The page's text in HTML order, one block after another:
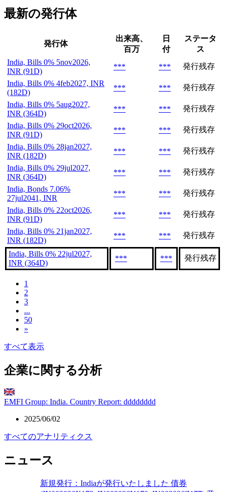
最新の発行体
発行体
出来高、
百万
日
付
ステータ
ス
India, Bills 0% 5nov2026,
INR (91D)
*** ***
発行残存
India, Bills 0% 4feb2027, INR
(182D)
*** ***
発行残存
India, Bills 0% 5aug2027,
INR (364D)
*** ***
発行残存
India, Bills 0% 29oct2026,
INR (91D)
*** ***
発行残存
India, Bills 0% 28jan2027,
INR (182D)
*** ***
発行残存
India, Bills 0% 29jul2027,
INR (364D)
*** ***
発行残存
India, Bonds 7.06%
27jul2041, INR
*** ***
発行残存
India, Bills 0% 22oct2026,
INR (91D)
*** ***
発行残存
India, Bills 0% 21jan2027,
INR (182D)
*** *** 発行残存
India, Bills 0% 22jul2027,
INR (364D)
*** *** 発行残存
1
2
3
...
50
»
すべて表示
企業に関する分析
EMFI Group: India. Country Report: dddddddd
2025/06/02
すべてのアナリティクス
ニュース
新規発行：Indiaが発行いたしました 債券